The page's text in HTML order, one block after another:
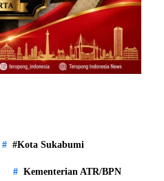
#Kota Sukabumi
Kementerian ATR/BPN